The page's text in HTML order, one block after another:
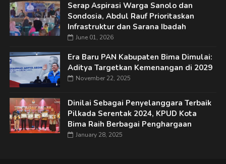
Serap Aspirasi Warga Sanolo dan
Sondosia, Abdul Rauf Prioritaskan
Infrastruktur dan Sarana Ibadah
June 01, 2026
Era Baru PAN Kabupaten Bima Dimulai:
Aditya Targetkan Kemenangan di 2029
November 22, 2025
Dinilai Sebagai Penyelanggara Terbaik
Pilkada Serentak 2024, KPUD Kota
Bima Raih Berbagai Penghargaan
January 28, 2025